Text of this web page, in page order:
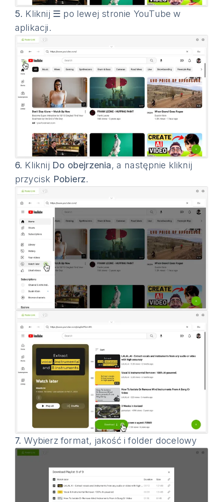
5. Kliknij ☰ po lewej stronie YouTube w
aplikacji.
6. Kliknij Do obejrzenia, a następnie kliknij
przycisk Pobierz.
7. Wybierz format, jakość i folder docelowy